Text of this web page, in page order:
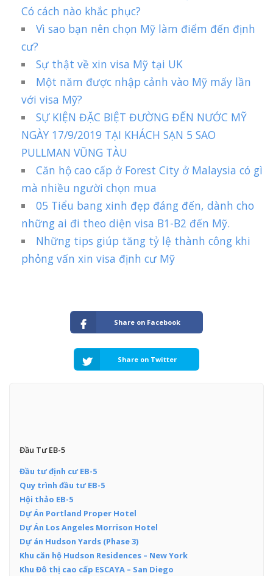
Có cách nào khắc phục?
Vì sao bạn nên chọn Mỹ làm điểm đến định
cư?
Sự thật về xin visa Mỹ tại UK
Một năm được nhập cảnh vào Mỹ mấy lần
với visa Mỹ?
SỰ KIỆN ĐẶC BIỆT ĐƯỜNG ĐẾN NƯỚC MỸ
NGÀY 17/9/2019 TẠI KHÁCH SẠN 5 SAO
PULLMAN VŨNG TÀU
Căn hộ cao cấp ở Forest City ở Malaysia có gì
mà nhiều người chọn mua
05 Tiểu bang xinh đẹp đáng đến, dành cho
những ai đi theo diện visa B1-B2 đến Mỹ.
Những tips giúp tăng tỷ lệ thành công khi
phỏng vấn xin visa định cư Mỹ
Share on Facebook
Share on Twitter
Đầu Tư EB-5
Đầu tư định cư EB-5
Quy trình đầu tư EB-5
Hội thảo EB-5
Dự Án Portland Proper Hotel
Dự Án Los Angeles Morrison Hotel
Dự án Hudson Yards (Phase 3)
Khu căn hộ Hudson Residences – New York
Khu Đô thị cao cấp ESCAYA – San Diego